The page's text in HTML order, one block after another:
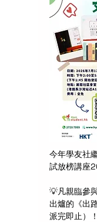
今年學友社
試放榜講座
💡凡親臨參
出爐的《出
派完即止）